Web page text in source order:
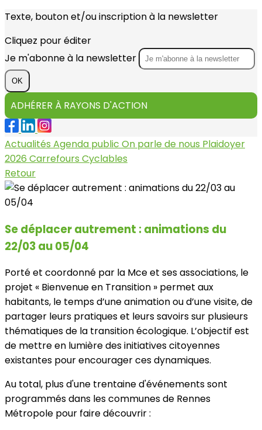
Texte, bouton et/ou inscription à la newsletter
Cliquez pour éditer
Je m'abonne à la newsletter
OK
ADHÉRER À RAYONS D'ACTION
Actualités Agenda public On parle de nous Plaidoyer
2026 Carrefours Cyclables
Retour
Se déplacer autrement : animations du
22/03 au 05/04
Porté et coordonné par la Mce et ses associations, le
projet « Bienvenue en Transition » permet aux
habitants, le temps d’une animation ou d’une visite, de
partager leurs pratiques et leurs savoirs sur plusieurs
thématiques de la transition écologique. L’objectif est
de mettre en lumière des initiatives citoyennes
existantes pour encourager ces dynamiques.
Au total, plus d'une trentaine d'événements sont
programmés dans les communes de Rennes
Métropole pour faire découvrir :